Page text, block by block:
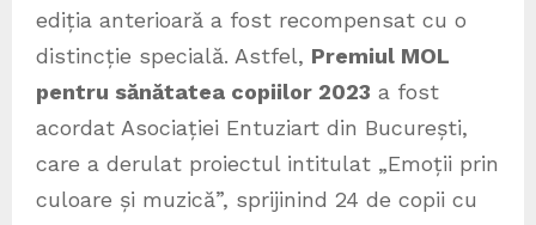
ediția anterioară a fost recompensat cu o
distincție specială. Astfel, Premiul MOL
pentru sănătatea copiilor 2023 a fost
acordat Asociației Entuziart din București,
care a derulat proiectul intitulat „Emoții prin
culoare și muzică”, sprijinind 24 de copii cu